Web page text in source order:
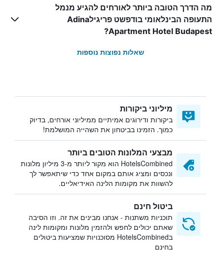
מה הדרך הטובה ביותר לאורחים להגיע מנמל
התעופה הבינלאומי בודפשט פריגילAdina
Apartment Hotel Budapest?
שאלות נפוצות נוספות
מיליוני ביקורות
ביקורות ודירוגים אמיתיים ממיליוני אורחים, בדיוק
כמוך. הזמינו בביטחון את השהייה המושלמת!
מבצעי המלונות הטובים ביותר
HotelsCombined הוא מקור ליותר מ-3 מיליון מלונות
ונכסים ומציג אותם במקום אחד כדי שיתאפשר לך
להשוות את מקומות הלינה האידיאליים.
ביטול חינם
תוכניות משתנות - אנחנו מבינים את זה. וזו הסיבה
שאתם יכולים לחפש ולהזמין מלונות ומקומות לינה
בHotelsCombined מסוכנויות שמציעות ביטולים
בחינם